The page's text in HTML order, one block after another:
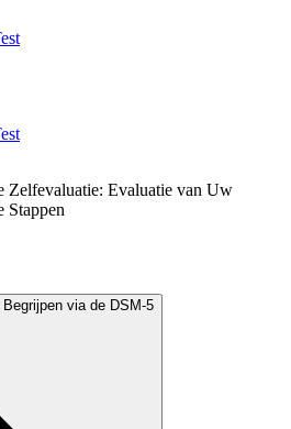
Zelfevaluatie: Evaluatie van Uw
Stappen
via de DSM-5